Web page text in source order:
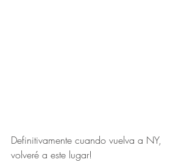
Definitivamente cuando vuelva a NY,
volveré a este lugar!